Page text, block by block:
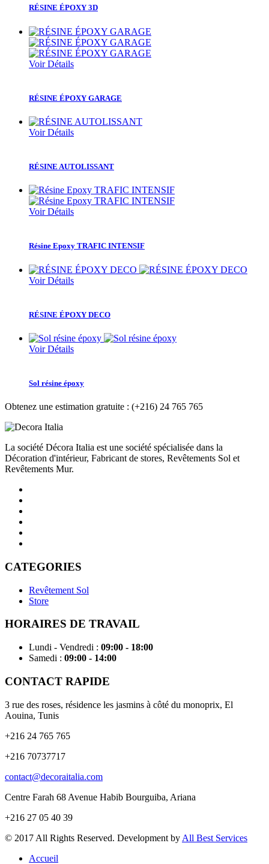
RÉSINE ÉPOXY 3D
Voir Détails
RÉSINE ÉPOXY GARAGE
Voir Détails
RÉSINE AUTOLISSANT
Voir Détails
Résine Epoxy TRAFIC INTENSIF
Voir Détails
RÉSINE ÉPOXY DECO
Voir Détails
Sol résine époxy
Obtenez une estimation gratuite : (+216) 24 765 765
La société Décora Italia est une société spécialisée dans la
Décoration d'intérieur, Fabricant de stores, Revêtements Sol et
Revêtements Mur.
CATEGORIES
Revêtement Sol
Store
HORAIRES DE TRAVAIL
Lundi - Vendredi : 09:00 - 18:00
Samedi : 09:00 - 14:00
CONTACT RAPIDE
3 rue des roses, résidence les jasmins à côté du monoprix, El
Aouina, Tunis
+216 24 765 765
+216 70737717
contact@decoraitalia.com
Centre Farah 68 Avenue Habib Bourguiba, Ariana
+216 27 05 40 39
© 2017 All Rights Reserved. Development by All Best Services
Accueil